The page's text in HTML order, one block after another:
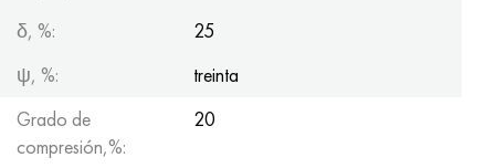
δ, %:
25
ψ, %:
treinta
Grado de
compresión,%:
20